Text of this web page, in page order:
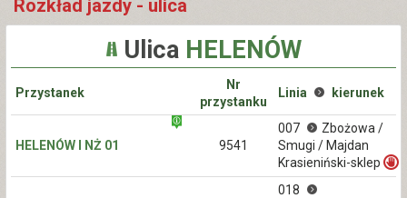
Rozkład jazdy - ulica
Ulica HELENÓW
Przystanek
Nr
przystanku
Linia kierunek
HELENÓW I NŻ 01 9541
007
Zbożowa /
Smugi / Majdan
Krasieniński-sklep
018